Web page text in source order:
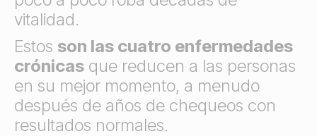
vitalidad.
Estos son las cuatro enfermedades
crónicas que reducen a las personas
en su mejor momento, a menudo
después de años de chequeos con
resultados normales.